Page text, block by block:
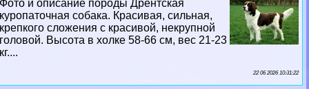
Фото и описание породы Дрентская
куропаточная собака. Красивая, сильная,
крепкого сложения с красивой, некрупной
головой. Высота в холке 58-66 см, вес 21-23
кг....
22 06 2026 10:31:22